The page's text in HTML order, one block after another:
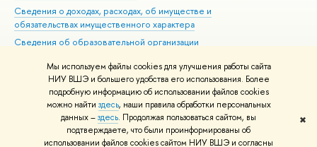
Мы используем файлы cookies для улучшения работы сайта
НИУ ВШЭ и большего удобства его использования. Более
подробную информацию об использовании файлов cookies
можно найти здесь, наши правила обработки персональных
данных –здесь. Продолжая пользоваться сайтом, вы
подтверждаете, что были проинформированы об
использовании файлов cookies сайтом НИУ ВШЭ и согласны
✖
Сведения о доходах, расходах, об имуществе и
обязательствах имущественного характера
Сведения об образовательной организации
Людям с ограниченными возможностями здоровья
Единая платежная страница
Работа в Вышке
© НИУ ВШЭ 1993–2026 Адреса и контакты Условия использования